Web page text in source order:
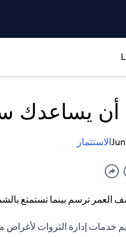
يساعدك
الاستثمار
خدمات إدارة الثروات لأغراض